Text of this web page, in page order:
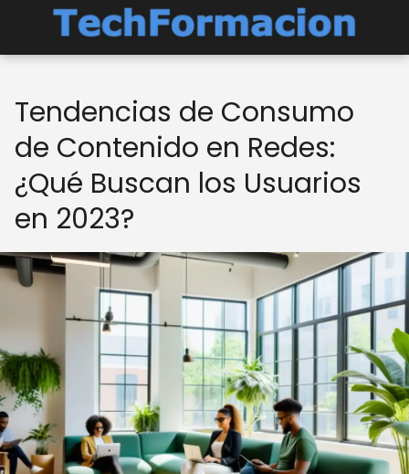
Tendencias de Consumo
de Contenido en Redes:
¿Qué Buscan los Usuarios
en 2023?